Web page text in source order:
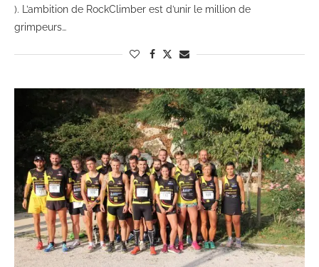
). L’ambition de RockClimber est d’unir le million de
grimpeurs…